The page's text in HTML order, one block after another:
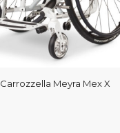
Carrozzella Meyra Mex X